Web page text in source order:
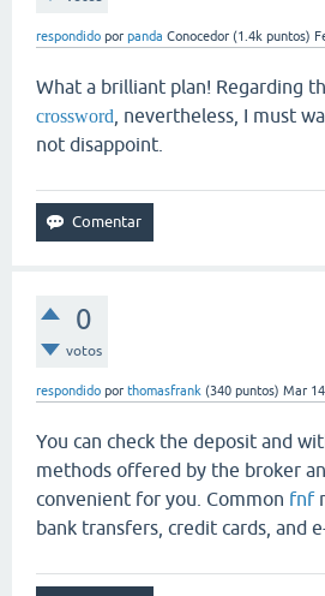
respondido por panda Conocedor (1.4k puntos)
What a brilliant plan! Regarding
crossword , nevertheless, I must
not disappoint.
0
votos
respondido por thomasfrank (340 puntos) Mar
You can check the deposit and
methods offered by the broker
convenient for you. Common fnf
bank transfers, credit cards, and